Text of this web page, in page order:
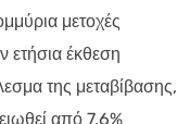
μετοχές
ετήσια έκθεση
της μεταβίβασης,
από 7,6%